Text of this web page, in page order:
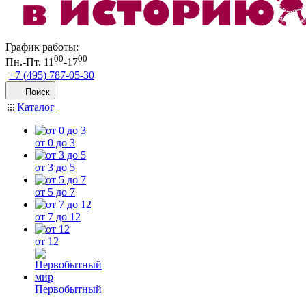
График работы:
Пн.-Пт. 1100-1700
+7 (495) 787-05-30
Поиск
Каталог
от 0 до 3
от 3 до 5
от 5 до 7
от 7 до 12
от 12
Первобытный